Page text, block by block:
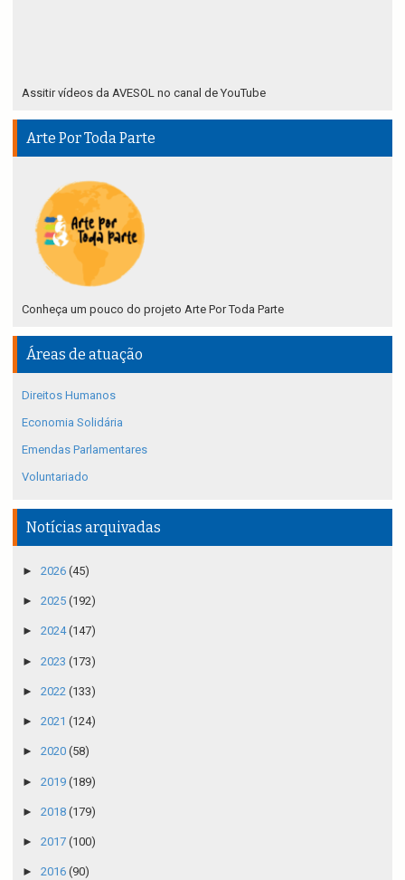
Assitir vídeos da AVESOL no canal de YouTube
Arte Por Toda Parte
Conheça um pouco do projeto Arte Por Toda Parte
Áreas de atuação
Direitos Humanos
Economia Solidária
Emendas Parlamentares
Voluntariado
Notícias arquivadas
► 2026 (45)
► 2025 (192)
► 2024(147)
► 2023 (173)
► 2022 (133)
► 2021 (124)
► 2020 (58)
► 2019 (189)
► 2018 (179)
► 2017 (100)
► 2016 (90)